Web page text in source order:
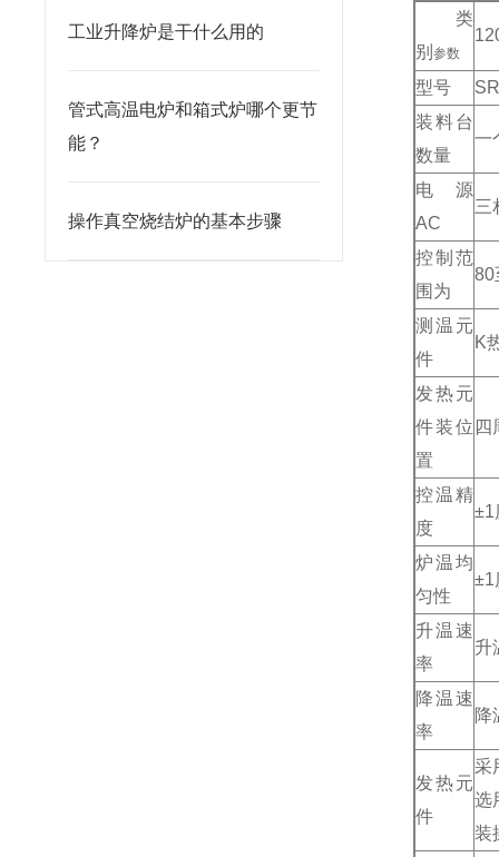
工业升降炉是干什么用的
管式高温电炉和箱式炉哪个更节
能？
操作真空烧结炉的基本步骤
类
别参数
型号
装料台
数量
一
电源
AC
三
控制范
围为
80
测温元
件
K
发热元
件装位
置
四
控温精
度
±1
炉温均
匀性
±1
升温速
率
升
降温速
率
降
发热元
件
采
选
装